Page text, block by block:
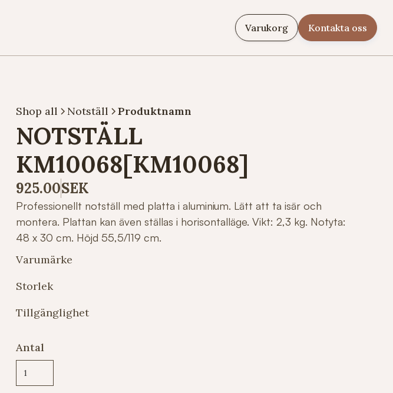
Varukorg Kontakta oss
Shop all Notställ Produktnamn
NOTSTÄLL
KM10068[KM10068]
925.00SEK
Professionellt notställ med platta i aluminium. Lätt att ta isär och
montera. Plattan kan även ställas i horisontalläge. Vikt: 2,3 kg. Notyta:
48 x 30 cm. Höjd 55,5/119 cm.
Varumärke
Storlek
Tillgänglighet
Antal